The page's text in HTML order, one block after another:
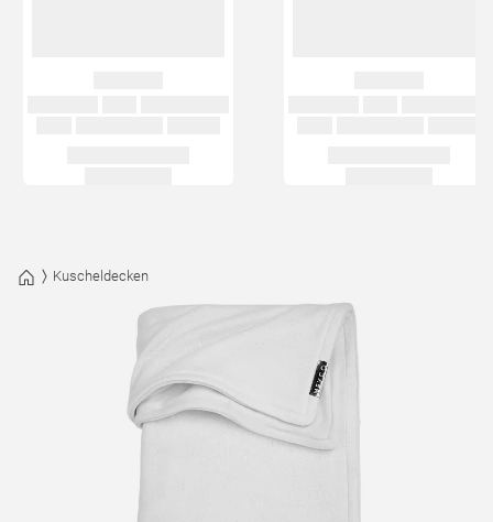
Kuscheldecken